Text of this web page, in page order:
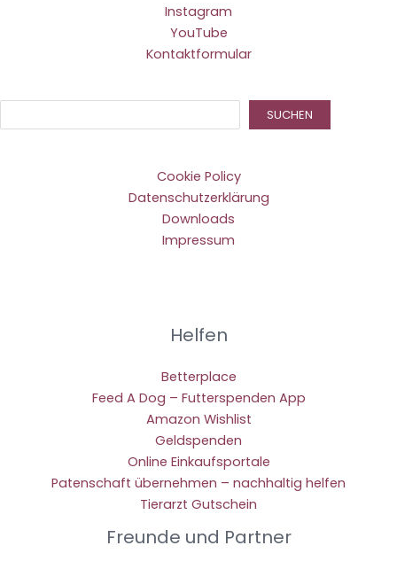
Instagram
YouTube
Kontaktformular
SUCHEN
Cookie Policy
Datenschutzerklärung
Downloads
Impressum
Helfen
Betterplace
Feed A Dog – Futterspenden App
Amazon Wishlist
Geldspenden
Online Einkaufsportale
Patenschaft übernehmen – nachhaltig helfen
Tierarzt Gutschein
Freunde und Partner